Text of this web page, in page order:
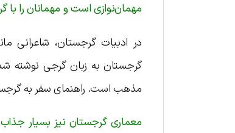
مهمان‌نوازی است و مهمانان را با
در ادبیات گرجستان، شاعرانی
گرجستان به زبان گرجی نوشته
مذهب است. راهنمای سفر به
معماری گرجستان نیز بسیار